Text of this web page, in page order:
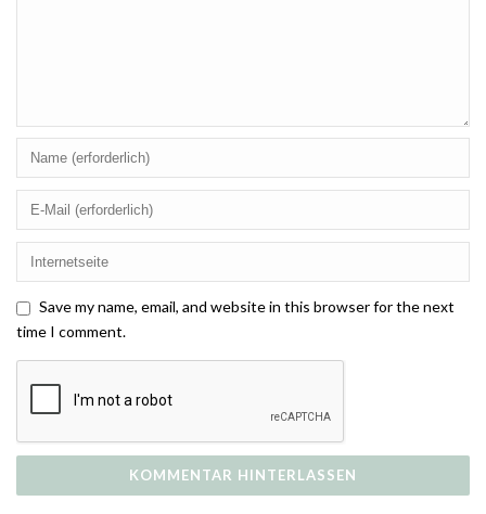
Save my name, email, and website in this browser for the next
time I comment.